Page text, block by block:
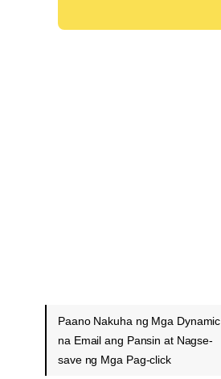
Paano Nakuha ng Mga Dynamic
na Email ang Pansin at Nagse-
save ng Mga Pag-click